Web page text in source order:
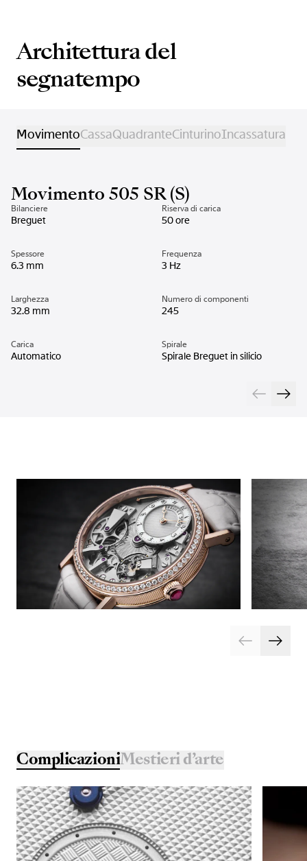
Architettura del
segnatempo
MovimentoCassaQuadranteCinturinoIncassatura
Movimento 505 SR (S)
Bilanciere
Breguet
Riserva di carica
50 ore
Spessore
6.3 mm
Frequenza
3 Hz
Larghezza
32.8 mm
Numero di componenti
245
Carica
Automatico
Spirale
Spirale Breguet in silicio
ComplicazioniMestieri d’arte